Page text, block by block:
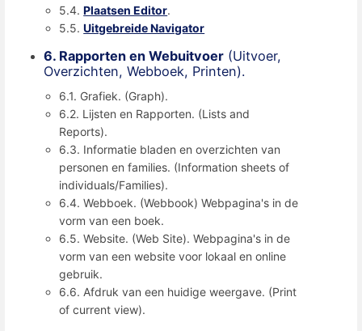
5.4.Plaatsen Editor.
5.5.Uitgebreide Navigator
6. Rapporten en Webuitvoer (Uitvoer,
Overzichten, Webboek, Printen).
6.1. Grafiek. (Graph).
6.2. Lijsten en Rapporten. (Lists and
Reports).
6.3. Informatie bladen en overzichten van
personen en families. (Information sheets of
individuals/Families).
6.4. Webboek. (Webbook) Webpagina's in de
vorm van een boek.
6.5. Website. (Web Site). Webpagina's in de
vorm van een website voor lokaal en online
gebruik.
6.6. Afdruk van een huidige weergave. (Print
of current view).